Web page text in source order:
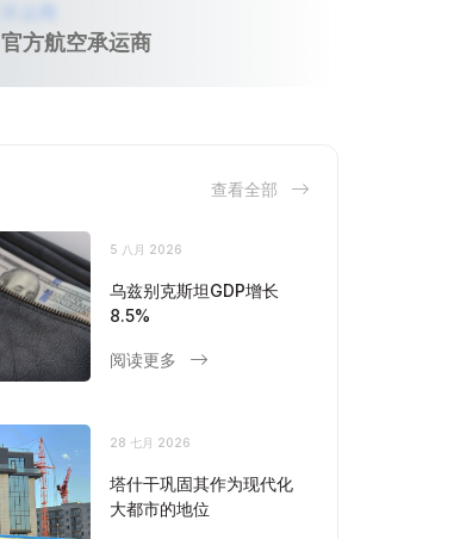
官方航空承运商
查看全部
5 八月 2026
乌兹别克斯坦GDP增长
8.5%
阅读更多
28 七月 2026
塔什干巩固其作为现代化
大都市的地位